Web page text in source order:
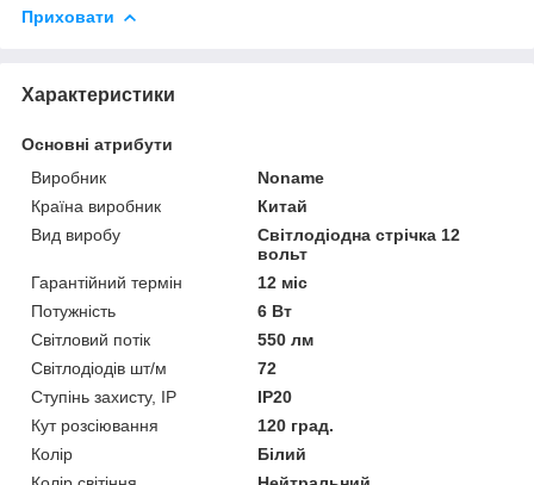
Приховати
Характеристики
Основні атрибути
Виробник
Noname
Країна виробник
Китай
Вид виробу
Світлодіодна стрічка 12
вольт
Гарантійний термін
12 міс
Потужність
6 Вт
Світловий потік
550 лм
Світлодіодів шт/м
72
Ступінь захисту, IP
IP20
Кут розсіювання
120 град.
Колір
Білий